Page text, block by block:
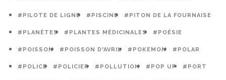
#PILOTE DE LIGNE #PISCINE #PITON DE LA FOURNAISE
#PLANÈTES #PLANTES MÉDICINALES #POÉSIE
#POISSON #POISSON D'AVRIL #POKEMON #POLAR
#POLICE #POLICIER #POLLUTION #POP UP #PORT